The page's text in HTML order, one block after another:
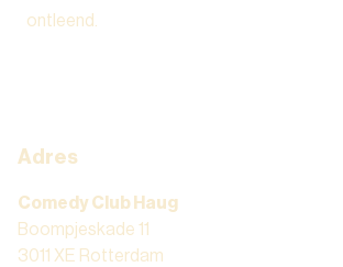
ontleend.
Adres
Comedy Club Haug
Boompjeskade 11
3011 XE Rotterdam